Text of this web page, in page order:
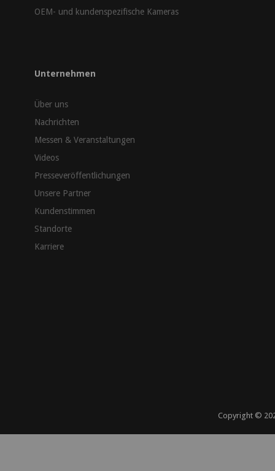
OEM- und kundenspezifische Kameras
Unternehmen
Über uns
Nachrichten
Messen & Veranstaltungen
Videos
Presseveröffentlichungen
Unsere Partner
Kundenstimmen
Standorte
Karriere
Copyright ©